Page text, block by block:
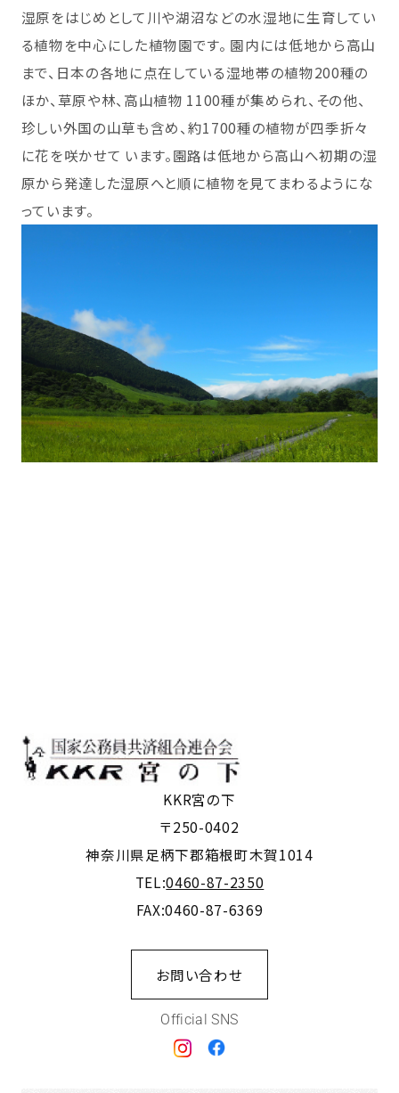
湿原をはじめとして川や湖沼などの水湿地に生育してい
る植物を中心にした植物園です。 園内には低地から高山
まで、日本の各地に点在している湿地帯の植物200種の
ほか、草原や林、高山植物 1100種が集められ、その他、
珍しい外国の山草も含め、約1700種の植物が四季折々
に花を咲かせて います。園路は低地から高山へ初期の湿
原から発達した湿原へと順に植物を見てまわるようにな
っています。
KKR宮の下
〒250-0402
神奈川県足柄下郡箱根町木賀1014
TEL:0460-87-2350
FAX:0460-87-6369
お問い合わせ
Official SNS